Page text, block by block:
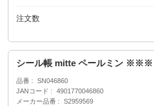
注文数
シール帳 mitte ペールミン ※※※
品番
SN046860
JANコード
4901770046860
メーカー品番
S2959569